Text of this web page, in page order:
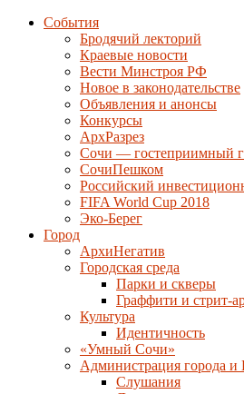
События
Бродячий лекторий
Краевые новости
Вести Минстроя РФ
Новое в законодательстве
Объявления и анонсы
Конкурсы
АрхРазрез
Сочи — гостеприимный
СочиПешком
Российский
FIFA World Cup 2018
Эко-Берег
Город
АрхиНегатив
Городская среда
Парки и скверы
Граффити и стрит-
Культура
Идентичность
«Умный Сочи»
Администрация города
Слушания